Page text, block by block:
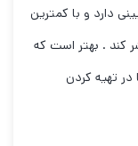
دارد و با کمترین
کند . بهتر است که
در تهیه کردن